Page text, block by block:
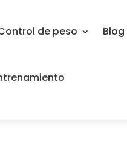
de peso Blog